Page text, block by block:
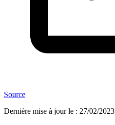
Source
Dernière mise à jour le : 27/02/2023